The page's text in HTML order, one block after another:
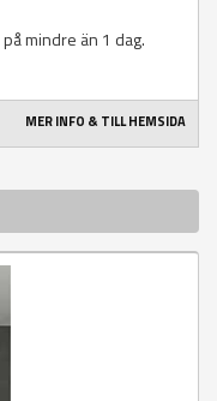
mindre än 1 dag.
MER INFO & TILL HEMSIDA